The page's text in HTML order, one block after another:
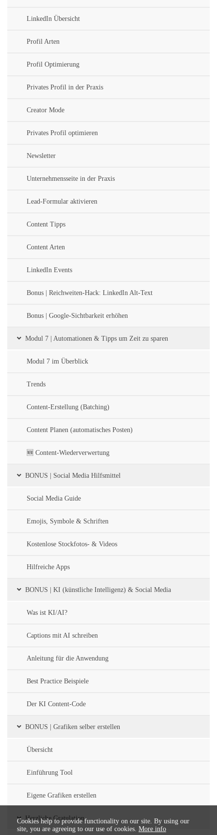
LinkedIn Übersicht
Profil Arten
Profil Optimierung
Privates Profil in der Praxis
Creator Mode
Privates Profil optimieren
Newsletter
Unternehmensseite in der Praxis
Lead-Formular aktivieren
Content Tipps
Content Arten
LinkedIn Events
Bonus | Reichweiten-Hack: LinkedIn Alt-Text
Bonus | Google-Sichtbarkeit erhöhen
Modul 7 | Automationen & Tipps um Zeit zu sparen
Modul 7 im Überblick
Trends
Content-Erstellung (Batching)
Content Planen (automatisches Posten)
🆕 Content-Wiederverwertung
BONUS | Social Media Hilfsmittel
Social Media Guide
Emojis, Symbole & Schriften
Kostenlose Stockfotos- & Videos
Hilfreiche Apps
BONUS | KI (künstliche Intelligenz) & Social Media
Was ist KI/AI?
Captions mit AI schreiben
Anleitung für die Anwendung
Best Practice Beispiele
Der KI Content-Code
BONUS | Grafiken selber erstellen
Übersicht
Einführung Tool
Eigene Grafiken erstellen
Herzliche Gratulation
Cookies help to provide functionality on our site. By using our
site, you are agreeing to our use of cookies. More info